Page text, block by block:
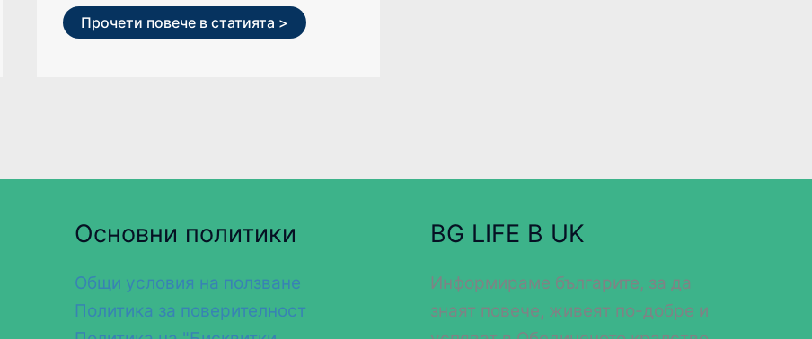
Прочети повече в статията >
Основни политики
Общи условия на ползване
Политика за поверителност
BG LIFE В UK
Информираме българите, за да
знаят повече, живеят по-добре и